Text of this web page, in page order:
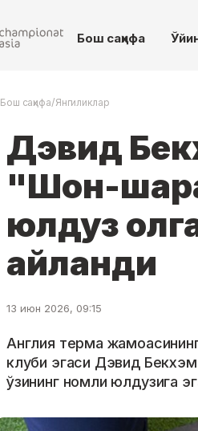
Бош саҳифа
Бош саҳифа/Янгиликлар
Дэвид
"Шон-
юлдуз
айланди
13 июн 2026, 09:15
Англия терма
клуби эгаси Дэвид
ўзининг номли юлдузига